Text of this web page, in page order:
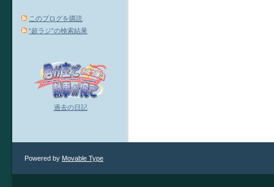
このブログを購読
“超ラジ”の検索結果
過去の日記
Powered by Movable Type